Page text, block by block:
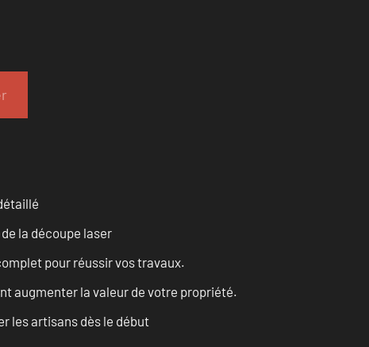
la découpe laser
pour réussir vos travaux.
augmenter la valeur de votre propriété.
les artisans dès le début